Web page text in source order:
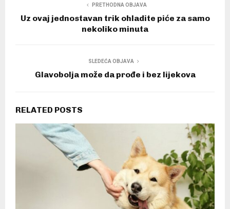
PRETHODNA OBJAVA
Uz ovaj jednostavan trik ohladite piće za samo
nekoliko minuta
SLEDEĆA OBJAVA
Glavobolja može da prođe i bez lijekova
RELATED POSTS